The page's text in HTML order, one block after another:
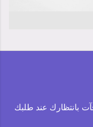
بانتظارك عند طلبك